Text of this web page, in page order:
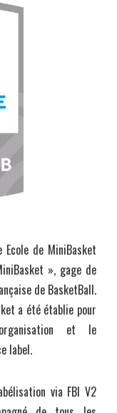
de MiniBasket
», gage de
de BasketBall.
a été établie pour
et le
label.
via FBI V2